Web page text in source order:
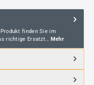
finden Sie im
richtige Ersatzt… Mehr